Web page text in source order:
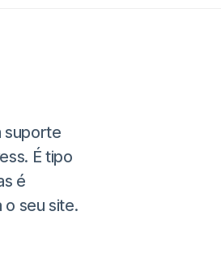
suporte
É tipo
é
o seu site.